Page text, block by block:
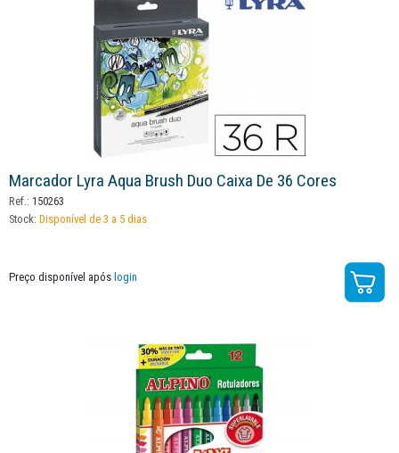
Marcador Lyra Aqua Brush Duo Caixa De 36 Cores
Ref.: 150263
Stock: Disponível de 3 a 5 dias
Preço disponível após login